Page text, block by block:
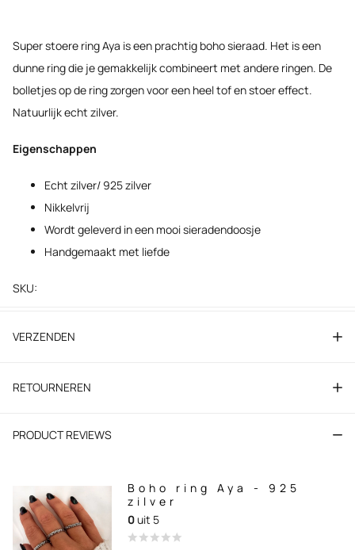
Super stoere ring Aya is een prachtig boho sieraad. Het is een
dunne ring die je gemakkelijk combineert met andere ringen. De
bolletjes op de ring zorgen voor een heel tof en stoer effect.
Natuurlijk echt zilver.
Eigenschappen
Echt zilver/ 925 zilver
Nikkelvrij
Wordt geleverd in een mooi sieradendoosje
Handgemaakt met liefde
SKU:
VERZENDEN
RETOURNEREN
PRODUCT REVIEWS
Boho ring Aya - 925
zilver
0uit 5